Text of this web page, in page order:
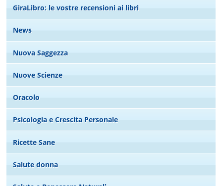
GiraLibro: le vostre recensioni ai libri
News
Nuova Saggezza
Nuove Scienze
Oracolo
Psicologia e Crescita Personale
Ricette Sane
Salute donna